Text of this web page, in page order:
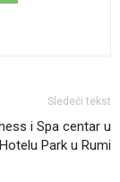
Sledeći tekst
i Spa centar u
Hotelu Park u Rumi